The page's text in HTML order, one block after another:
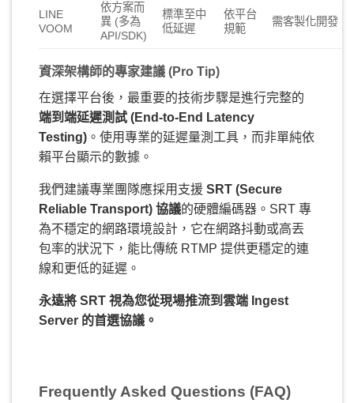
LINE
VOOM
依方案而
異 (多為
API/SDK)
標準至中
低延遲
依平台
規範
需客製化開發
資深架構師的專家建議 (Pro Tip)
在選擇平台後，最重要的技術步驟是進行完整的
端到端延遲測試 (End-to-End Latency
Testing) 。使用專業的延遲量測工具，而非單純依
賴平台顯示的數據。
我們建議專業團隊應採用支援 SRT (Secure
Reliable Transport) 協議的硬體編碼器。SRT 專
為不穩定的網路環境設計，它在網路抖動或高丟
包率的狀況下，能比傳統 RTMP 提供更穩定的連
線和更低的延遲。
永遠將 SRT 視為您從現場推流到雲端 Ingest
Server 的首選協議。
Frequently Asked Questions (FAQ)